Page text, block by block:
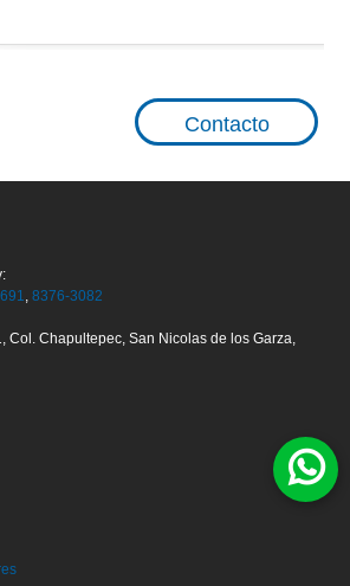
Contacto
, 8376-3082
Col. Chapultepec, San Nicolas de los Garza,